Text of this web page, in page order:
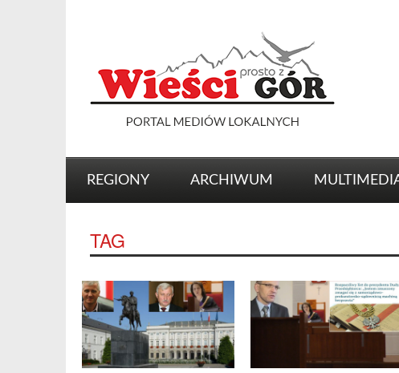
REGIONY ARCHIWUM
TAG